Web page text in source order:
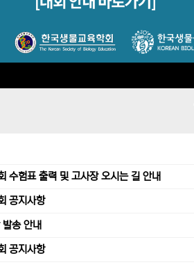
지원접수
수험표 출력 및 고사장 오시는 길 안내
공지사항
송 안내
공지사항